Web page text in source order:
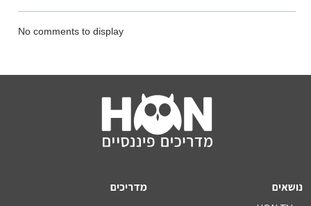
No comments to display
נושאים
מדריכים